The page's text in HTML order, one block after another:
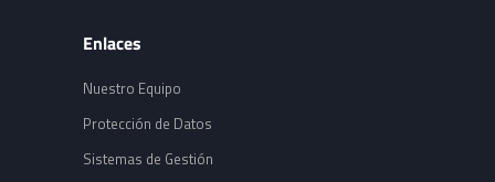
Enlaces
Nuestro Equipo
Protección de Datos
Sistemas de Gestión